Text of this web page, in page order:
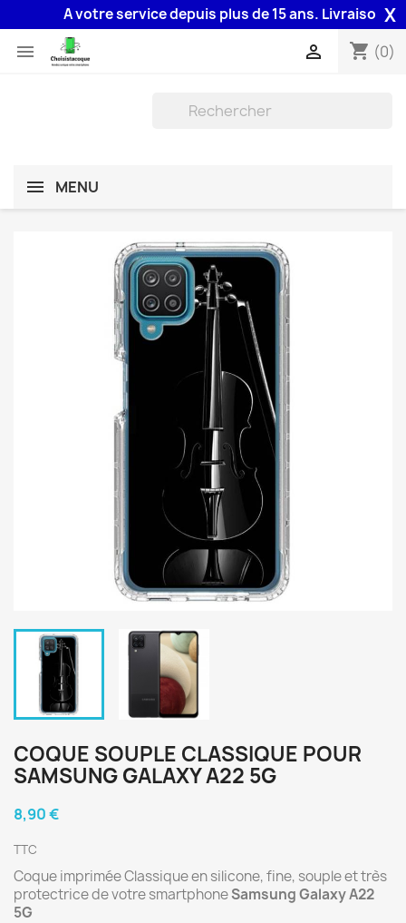
A votre service depuis plus de 15 ans. Livraison 48H
X
 shopping_cart (0)

MENU
COQUE SOUPLE CLASSIQUE POUR
SAMSUNG GALAXY A22 5G
8,90 €
TTC
Coque imprimée Classique en silicone, fine, souple et très
protectrice de votre smartphoneSamsung Galaxy A22
5G